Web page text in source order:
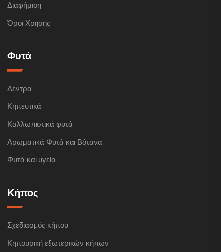
Διαφήμιση
Όροι Χρήσης
Φυτά
Δέντρα
Κηπευτικά
Καλλωπιστικά φυτά
Αρωματικά Φυτά και Βότανα
Φυτά και υγεία
Κήπος
Σχεδιασμός κήπου
Κηπουρική εξωτερικών κήπων